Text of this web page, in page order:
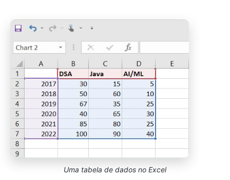
Uma tabela de dados no Excel